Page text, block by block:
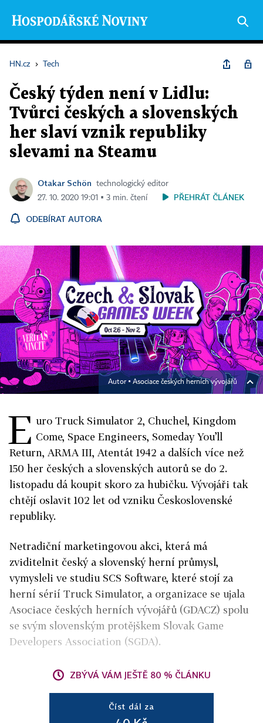
HN.cz › Tech
Český týden není v Lidlu:
Tvůrci českých a slovenských
her slaví vznik republiky
slevami na Steamu
Otakar Schön
technologický editor
27. 10. 2020 19:01 ▪ 3 min. čtení
PŘEHRÁT ČLÁNEK
ODEBÍRAT AUTORA
Autor ▪ Asociace českých herních vývojářů
E uro Truck Simulator 2, Chuchel, Kingdom
Come, Space Engineers, Someday You’ll
Return, ARMA III, Atentát 1942 a dalších více než
150 her českých a slovenských autorů se do 2.
listopadu dá koupit skoro za hubičku. Vývojáři tak
chtějí oslavit 102 let od vzniku Československé
republiky.
Netradiční marketingovou akci, která má
zviditelnit český a slovenský herní průmysl,
vymysleli ve studiu SCS Software, které stojí za
herní sérií Truck Simulator, a organizace se ujala
Asociace českých herních vývojářů (GDACZ) spolu
se svým slovenským protějškem Slovak Game
Developers Association (SGDA).
ZBÝVÁ VÁM JEŠTĚ 80 % ČLÁNKU
Číst dál za